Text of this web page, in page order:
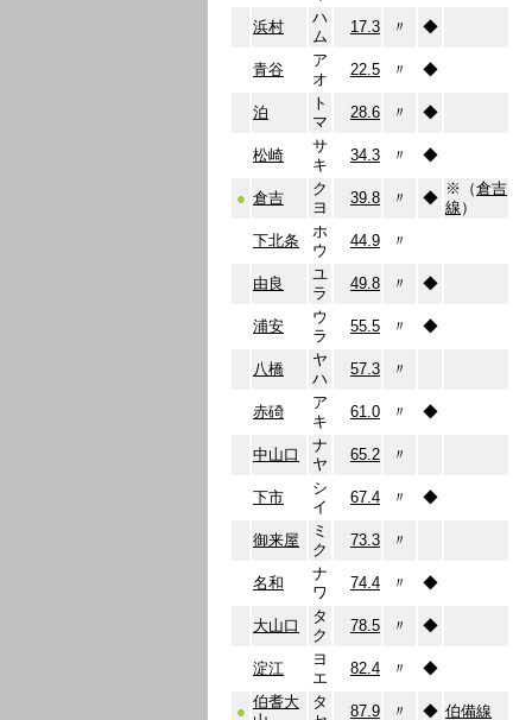
浜村
ハ
ム
17.3 〃 ◆
青谷
ア
オ
22.5 〃 ◆
泊
ト
マ
28.6 〃 ◆
松崎
サ
キ
34.3 〃 ◆
● 倉吉
ク
ヨ
39.8 〃 ◆
※（倉吉
線 ）
下北条
ホ
ウ
44.9 〃
由良
ユ
ラ
49.8 〃 ◆
浦安
ウ
ラ
55.5 〃 ◆
八橋
ヤ
ハ
57.3 〃
赤碕
ア
キ
61.0 〃 ◆
中山口
ナ
ヤ
65.2 〃
下市
シ
イ
67.4 〃 ◆
御来屋
ミ
ク
73.3 〃
名和
ナ
ワ
74.4 〃 ◆
大山口
タ
ク
78.5 〃 ◆
淀江
ヨ
エ
82.4 〃 ◆
●
伯耆大
タ
87.9 〃 ◆ 伯備線